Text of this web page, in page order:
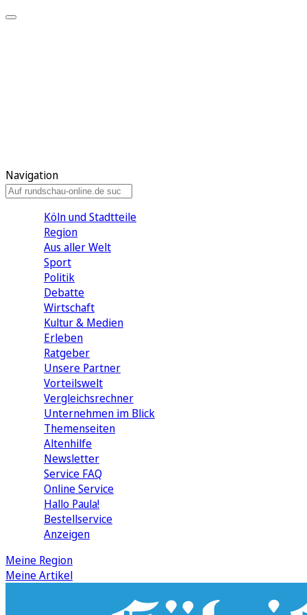
Navigation
Köln und Stadtteile
Region
Aus aller Welt
Sport
Politik
Debatte
Wirtschaft
Kultur & Medien
Erleben
Ratgeber
Unsere Partner
Vorteilswelt
Vergleichsrechner
Unternehmen im Blick
Themenseiten
Altenhilfe
Newsletter
Service FAQ
Online Service
Hallo Paula!
Bestellservice
Anzeigen
Meine Region
Meine Artikel